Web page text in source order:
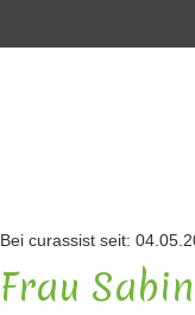
Bei curassist seit:
Frau